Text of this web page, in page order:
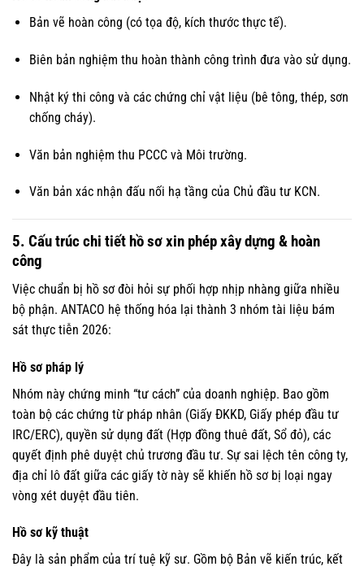
Bản vẽ hoàn công (có tọa độ, kích thước thực tế).
Biên bản nghiệm thu hoàn thành công trình đưa vào sử dụng.
Nhật ký thi công và các chứng chỉ vật liệu (bê tông, thép, sơn
chống cháy).
Văn bản nghiệm thu PCCC và Môi trường.
Văn bản xác nhận đấu nối hạ tầng của Chủ đầu tư KCN.
5. Cấu trúc chi tiết hồ sơ xin phép xây dựng & hoàn
công
Việc chuẩn bị hồ sơ đòi hỏi sự phối hợp nhịp nhàng giữa nhiều
bộ phận. ANTACO hệ thống hóa lại thành 3 nhóm tài liệu bám
sát thực tiễn 2026:
Hồ sơ pháp lý
Nhóm này chứng minh “tư cách” của doanh nghiệp. Bao gồm
toàn bộ các chứng từ pháp nhân (Giấy ĐKKD, Giấy phép đầu tư
IRC/ERC), quyền sử dụng đất (Hợp đồng thuê đất, Sổ đỏ), các
quyết định phê duyệt chủ trương đầu tư. Sự sai lệch tên công ty,
địa chỉ lô đất giữa các giấy tờ này sẽ khiến hồ sơ bị loại ngay
vòng xét duyệt đầu tiên.
Hồ sơ kỹ thuật
Đây là sản phẩm của trí tuệ kỹ sư. Gồm bộ Bản vẽ kiến trúc, kết